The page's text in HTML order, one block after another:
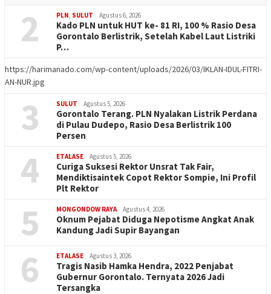
2 PLN, SULUT Agustus 6, 2026
Kado PLN untuk HUT ke- 81 RI, 100 % Rasio Desa
Gorontalo Berlistrik, Setelah Kabel Laut Listriki
P…
https://harimanado.com/wp-content/uploads/2026/03/IKLAN-IDUL-FITRI-
AN-NUR.jpg
3 SULUT Agustus 5, 2026
Gorontalo Terang. PLN Nyalakan Listrik Perdana
di Pulau Dudepo, Rasio Desa Berlistrik 100
Persen
4 ETALASE Agustus 5, 2026
Curiga Suksesi Rektor Unsrat Tak Fair,
Mendiktisaintek Copot Rektor Sompie, Ini Profil
Plt Rektor
5 MONGONDOW RAYA Agustus 4, 2026
Oknum Pejabat Diduga Nepotisme Angkat Anak
Kandung Jadi Supir Bayangan
6 ETALASE Agustus 3, 2026
Tragis Nasib Hamka Hendra, 2022 Penjabat
Gubernur Gorontalo. Ternyata 2026 Jadi
Tersangka